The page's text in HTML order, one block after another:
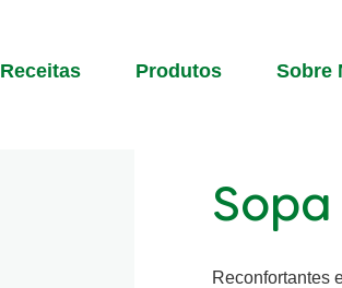
Receitas Produtos Sobre
Reconfortantes